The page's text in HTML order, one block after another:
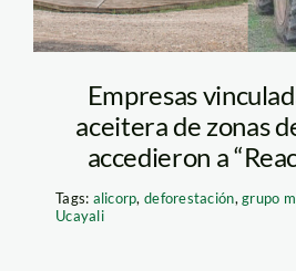
Empresas
aceitera de zonas
accedieron a
Tags: alicorp,deforestación,grupo
Ucayali